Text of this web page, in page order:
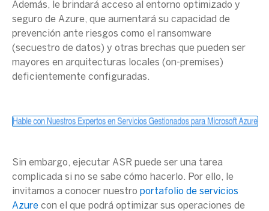
Además, le brindará acceso al entorno optimizado y
seguro de Azure, que aumentará su capacidad de
prevención ante riesgos como el ransomware
(secuestro de datos) y otras brechas que pueden ser
mayores en arquitecturas locales (on-premises )
deficientemente configuradas.
Sin embargo, ejecutar ASR puede ser una tarea
complicada si no se sabe cómo hacerlo. Por ello, le
invitamos a conocer nuestro portafolio de servicios
Azure con el que podrá optimizar sus operaciones de